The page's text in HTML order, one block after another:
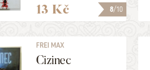
8/10
13 Kč
FREI MAX
Cizinec